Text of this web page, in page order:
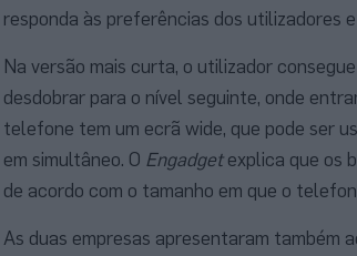
responda às preferências dos utilizadores
Na versão mais curta, o utilizador
desdobrar para o nível seguinte, onde
telefone tem um ecrã wide, que pode ser
em simultâneo. O Engadgetexplica que os
de acordo com o tamanho em que o
As duas empresas apresentaram também